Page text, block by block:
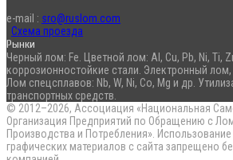
e-mail : sro@ruslom.com
Схема проезда
Рынки
Черный лом: Fe. Цветной лом: Al, Cu, Pb, Ni, Ti,
коррозионностойкие стали. Электронный
Лом спецсплавов: Nb, W, Ni, Co, Mg и др.
транспортных средств.
© 2012–2026, Ассоциация «Национальная
Организация Предприятий по Обращению с
Производства и Потребления».
графических материалов с сайта запрещено